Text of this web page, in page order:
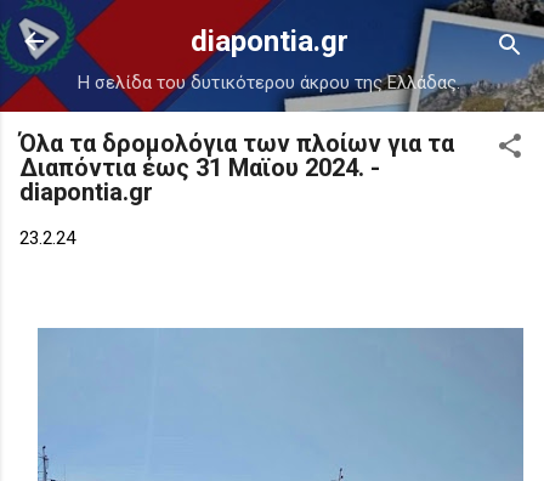
Μετάβαση στο κύριο περιεχόμενο
diapontia.gr
Η σελίδα του δυτικότερου άκρου της Ελλάδας.
Όλα τα δρομολόγια των πλοίων για τα
Διαπόντια έως 31 Μαϊου 2024. -
diapontia.gr
23.2.24